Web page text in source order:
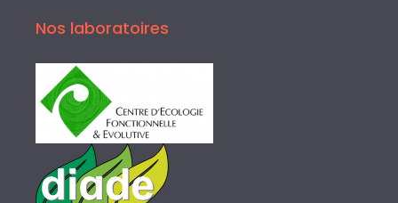
Nos laboratoires